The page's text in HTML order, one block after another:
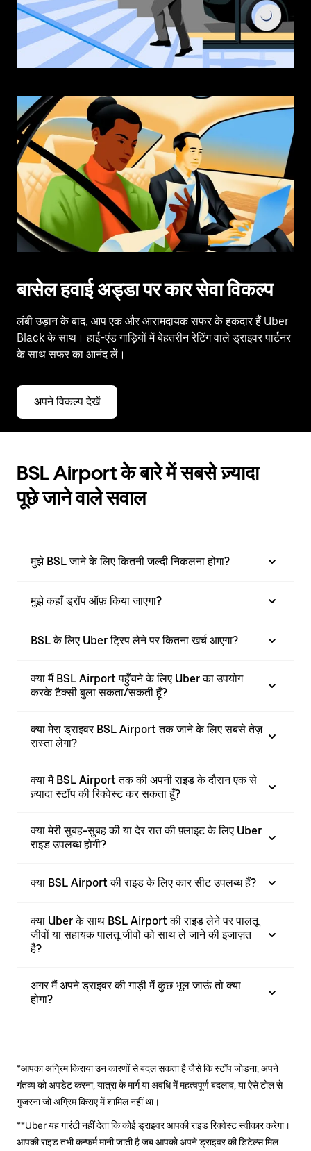
बासेल हवाई अड्डा पर कार सेवा विकल्प
लंबी उड़ान के बाद, आप एक और आरामदायक सफर के हकदार हैं Uber
Black के साथ। हाई-एंड गाड़ियों में बेहतरीन रेटिंग वाले ड्राइवर पार्टनर
के साथ सफर का आनंद लें।
अपने विकल्प देखें
BSL Airport के बारे में सबसे ज़्यादा
पूछे जाने वाले सवाल
मुझे BSL जाने के लिए कितनी जल्दी निकलना होगा?
मुझे कहाँ ड्रॉप ऑफ़ किया जाएगा?
BSL के लिए Uber ट्रिप लेने पर कितना खर्च आएगा?
क्या मैं BSL Airport पहुँचने के लिए Uber का उपयोग
करके टैक्सी बुला सकता/सकती हूँ?
क्या मेरा ड्राइवर BSL Airport तक जाने के लिए सबसे तेज़
रास्ता लेगा?
क्या मैं BSL Airport तक की अपनी राइड के दौरान एक से
ज़्यादा स्टॉप की रिक्वेस्ट कर सकता हूँ?
क्या मेरी सुबह-सुबह की या देर रात की फ़्लाइट के लिए Uber
राइड उपलब्ध होगी?
क्या BSL Airport की राइड के लिए कार सीट उपलब्ध हैं?
क्या Uber के साथ BSL Airport की राइड लेने पर पालतू
जीवों या सहायक पालतू जीवों को साथ ले जाने की इजाज़त
है?
अगर मैं अपने ड्राइवर की गाड़ी में कुछ भूल जाऊं तो क्या
होगा?
*आपका अग्रिम किराया उन कारणों से बदल सकता है जैसे कि स्टॉप जोड़ना, अपने
गंतव्य को अपडेट करना, यात्रा के मार्ग या अवधि में महत्वपूर्ण बदलाव, या ऐसे टोल से
गुजरना जो अग्रिम किराए में शामिल नहीं था।
**Uber यह गारंटी नहीं देता कि कोई ड्राइवर आपकी राइड रिक्वेस्ट स्वीकार करेगा।
आपकी राइड तभी कन्फर्म मानी जाती है जब आपको अपने ड्राइवर की डिटेल्स मिल